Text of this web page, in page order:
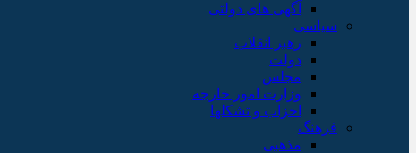
آگهی های دولتی
سیاسی
رهبر انقلاب
دولت
مجلس
وزارت امور خارجه
احزاب و تشکلها
فرهنگ
مذهبی